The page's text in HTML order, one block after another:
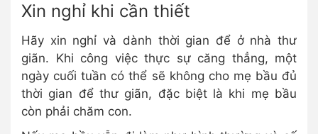
Xin nghỉ khi cần thiết
Hãy xin nghỉ và dành thời gian để ở nhà thư
giãn. Khi công việc thực sự căng thẳng, một
ngày cuối tuần có thể sẽ không cho mẹ bầu đủ
thời gian để thư giãn, đặc biệt là khi mẹ bầu
còn phải chăm con.